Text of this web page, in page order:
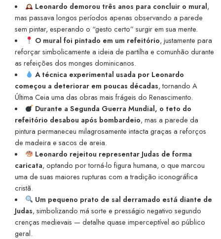
Leonardo demorou três anos para concluir o mural,
mas passava longos períodos apenas observando a parede
sem pintar, esperando o “gesto certo” surgir em sua mente.
O mural foi pintado em um refeitório, justamente para
reforçar simbolicamente a ideia de partilha e comunhão durante
as refeições dos monges dominicanos.
A técnica experimental usada por Leonardo
começou a deteriorar em poucas décadas, tornando A
Última Ceia uma das obras mais frágeis do Renascimento.
Durante a Segunda Guerra Mundial, o teto do
refeitório desabou após bombardeio, mas a parede da
pintura permaneceu milagrosamente intacta graças a reforços
de madeira e sacos de areia.
Leonardo rejeitou representar Judas de forma
caricata, optando por torná-lo figura humana, o que marcou
uma de suas maiores rupturas com a tradição iconográfica
cristã.
Um pequeno prato de sal derramado está diante de
Judas, simbolizando má sorte e presságio negativo segundo
crenças medievais — detalhe quase imperceptível ao público
geral.